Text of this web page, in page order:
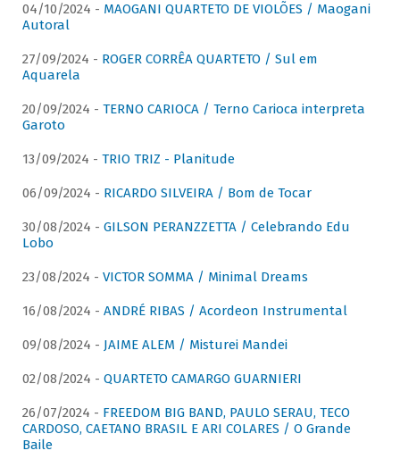
04/10/2024 - MAOGANI QUARTETO DE VIOLÕES / Maogani
Autoral
27/09/2024 - ROGER CORRÊA QUARTETO / Sul em
Aquarela
20/09/2024 - TERNO CARIOCA / Terno Carioca interpreta
Garoto
13/09/2024 - TRIO TRIZ - Planitude
06/09/2024 - RICARDO SILVEIRA / Bom de Tocar
30/08/2024 - GILSON PERANZZETTA / Celebrando Edu
Lobo
23/08/2024 - VICTOR SOMMA / Minimal Dreams
16/08/2024 - ANDRÉ RIBAS / Acordeon Instrumental
09/08/2024 - JAIME ALEM / Misturei Mandei
02/08/2024 - QUARTETO CAMARGO GUARNIERI
26/07/2024 - FREEDOM BIG BAND, PAULO SERAU, TECO
CARDOSO, CAETANO BRASIL E ARI COLARES / O Grande
Baile